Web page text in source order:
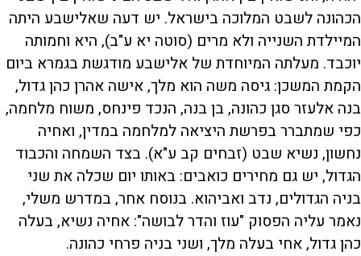
הכהונה לשבט המלוכה בישראל. יש דעה שאלישבע היתה
המיילדת השנייה ולא מרים (סוטה יא ע"ב), היא וחמותה
יוכבד. מעלתה המיוחדת של אלישבע מודגשת בגמרא ביום
הקמת המשכן: גיסה משה הוא מלך, אישה אהרן כהן גדול,
בנה אלעזר סגן כהונה, בן בנה, הנכד פינחס, משוח מלחמה,
כפי שמתברר בפרשת היציאה למלחמה במדין, ואחיה
נחשון, נשיא שבט (זבחים קב ע"א). בצד השמחה והכבוד
הגדול, יש גם מחירים כואבים: באותו יום שכלה את שני
בניה הגדולים, נדב ואביהוא. בנוסח אחר, במדרש משלי,
נאמר עליה הפסוק "עוז והדר לבושה": אחיה נשיא, בעלה
כהן גדול, אחי בעלה מלך, ושני בניה פרחי כהונה.